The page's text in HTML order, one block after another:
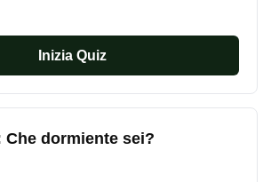
Inizia Quiz
Che dormiente sei?